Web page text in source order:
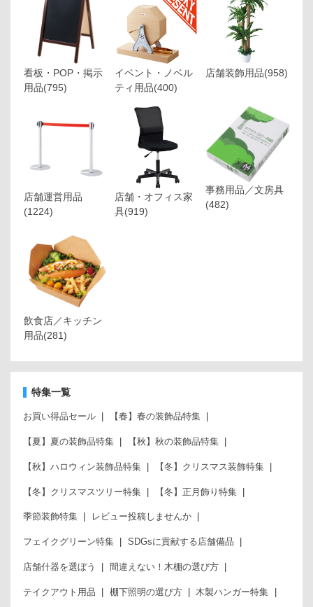
看板・POP・掲示
用品(795)
イベント・ノベル
ティ用品(400)
店舗装飾用品(958)
店舗運営用品
(1224)
店舗・オフィス家
具(919)
事務用品／文房具
(482)
飲食店／キッチン
用品(281)
特集一覧
お買い得品セール 【春】春の装飾品特集
【夏】夏の装飾品特集 【秋】秋の装飾品特集
【秋】ハロウィン装飾品特集 【冬】クリスマス装飾特集
【冬】クリスマスツリー特集 【冬】正月飾り特集
季節装飾特集 レビュー投稿しませんか
フェイクグリーン特集 SDGsに貢献する店舗備品
店舗什器を選ぼう 間違えない！木棚の選び方
テイクアウト用品 棚下照明の選び方 木製ハンガー特集